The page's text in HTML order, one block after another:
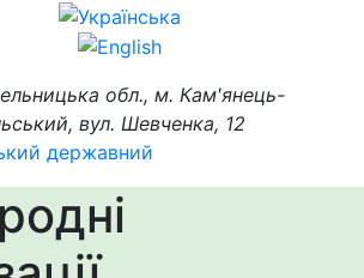
обл., м. Кам'янець-
вул. Шевченка, 12